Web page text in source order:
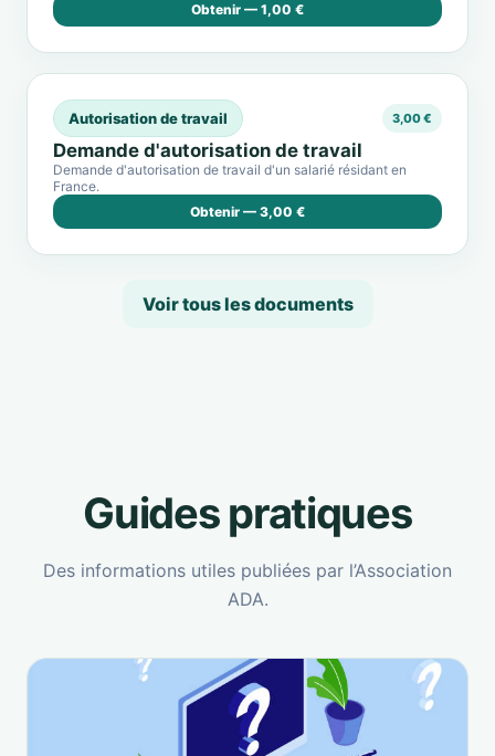
Obtenir — 1,00 €
Autorisation de travail 3,00 €
Demande d'autorisation de travail
Demande d'autorisation de travail d'un salarié résidant en
France.
Obtenir — 3,00 €
Voir tous les documents
Guides pratiques
Des informations utiles publiées par l’Association
ADA.